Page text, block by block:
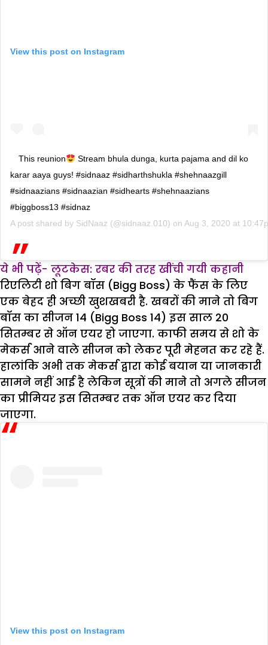
View this post on Instagram
This reunion
Stream bhula dunga, kurta pajama and dil ko
karar aaya guys! #sidnaaz #sidharthshukla #shehnaazgill
#sidnaazians #sidnaazian #sidhearts #shehnaazians
#biggboss13 #sidnaz
A post shared by SidNaaz (@sidnaaz.010) on Aug 3, 2020 at
ये भी पढ़ें- लूटकेस: रबर की तरह खींची गयी कहानी
रिएलिटी शो बिग बॉस (Bigg Boss) के फैंस के लिए
एक बेहद ही अच्छी खुशखबरी है. खबरों की माने तो बिग
बॉस का सीजन 14 (Bigg Boss 14) इस साल 20
सितम्बर से ऑन एयर हो जाएगा. काफी समय से शो के
मेकर्स आने वाले सीजन को लेकर पूरी मेहनत कर रहे हैं.
हालांकि अभी तक मेकर्स द्वारा कोई बयान या जानकारी
सामने नहीं आई है लेकिन सूत्रों की माने तो अगले सीजन
का प्रीमियर इस सितम्बर तक ऑन एयर कर दिया
जाएगा.
View this post on Instagram